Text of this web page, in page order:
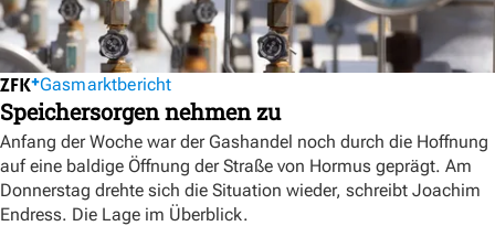
Gasmarktbericht
Speichersorgen nehmen zu
Anfang der Woche war der Gashandel noch durch die Hoffnung
auf eine baldige Öffnung der Straße von Hormus geprägt. Am
Donnerstag drehte sich die Situation wieder, schreibt Joachim
Endress. Die Lage im Überblick.